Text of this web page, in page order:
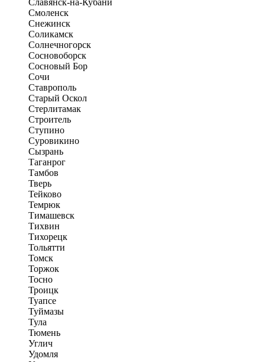
Славянск-на-Кубани
Смоленск
Снежинск
Соликамск
Солнечногорск
Сосновоборск
Сосновый Бор
Сочи
Ставрополь
Старый Оскол
Стерлитамак
Строитель
Ступино
Суровикино
Сызрань
Таганрог
Тамбов
Тверь
Тейково
Темрюк
Тимашевск
Тихвин
Тихорецк
Тольятти
Томск
Торжок
Тосно
Троицк
Туапсе
Туймазы
Тула
Тюмень
Углич
Удомля